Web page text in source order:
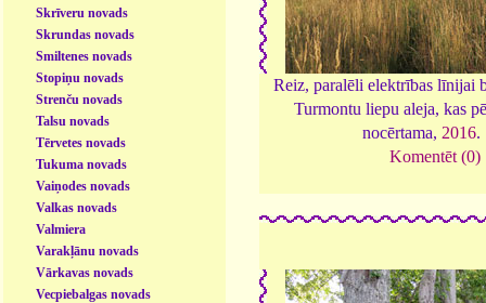
Skrīveru novads
Skrundas novads
Smiltenes novads
Stopiņu novads
Strenču novads
Talsu novads
Tērvetes novads
Tukuma novads
Vaiņodes novads
Valkas novads
Valmiera
Varakļānu novads
Vārkavas novads
Vecpiebalgas novads
Reiz, paralēli elektrības līnijai
Turmontu liepu aleja, kas
nocērtama, 2016.
Komentēt (0)